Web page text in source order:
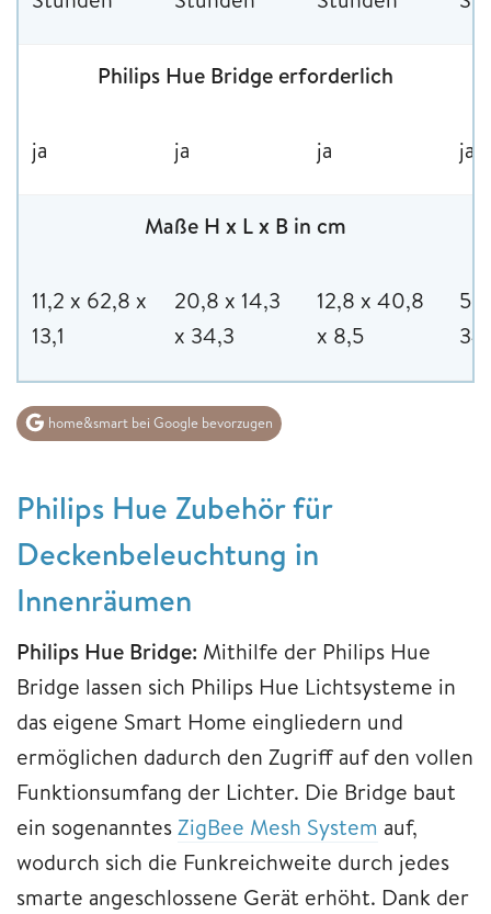
Philips Hue Bridge erforderlich
ja ja ja ja
Maße H x L x B in cm
11,2 x 62,8 x
13,1
20,8 x 14,3
x 34,3
12,8 x 40,8
x 8,5
home&smart bei Google bevorzugen
Philips Hue Zubehör für
Deckenbeleuchtung in
Innenräumen
Philips Hue Bridge: Mithilfe der Philips Hue
Bridge lassen sich Philips Hue Lichtsysteme in
das eigene Smart Home eingliedern und
ermöglichen dadurch den Zugriff auf den vollen
Funktionsumfang der Lichter. Die Bridge baut
ein sogenanntesZigBee Mesh System auf,
wodurch sich die Funkreichweite durch jedes
smarte angeschlossene Gerät erhöht. Dank der